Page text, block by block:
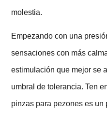
molestia.
Empezando con una
sensaciones con más
estimulación que mejor se
umbral de tolerancia. Ten
pinzas para pezones es un